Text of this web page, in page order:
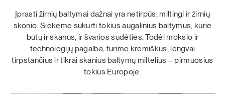
Įprasti žirnių baltymai dažnai yra netirpūs, miltingi ir žirnių
skonio. Siekėme sukurti tokius augalinius baltymus, kurie
būtų ir skanūs, ir švarios sudėties. Todėl mokslo ir
technologijų pagalba, turime kremiškus, lengvai
tirpstančius ir tikrai skanius baltymų miltelius – pirmuosius
tokius Europoje.